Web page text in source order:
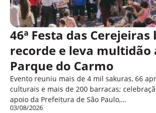
46ª Festa das Cerejeiras
recorde e leva multidão
Parque do Carmo
Evento reuniu mais de 4 mil sakuras, 66
culturais e mais de 200 barracas;
apoio da Prefeitura de São Paulo,…
03/08/2026